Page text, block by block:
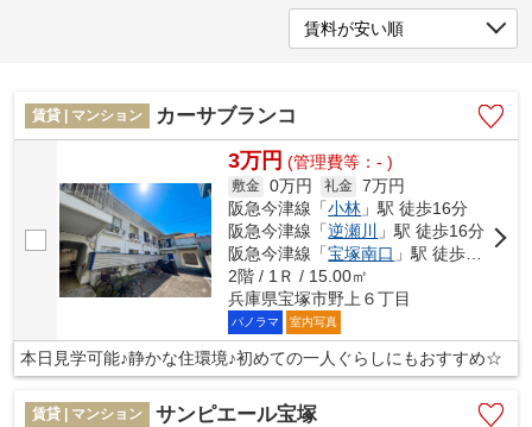
賃貸 | マンション カーサブランコ
3万円 (管理費等：- )
敷金 0万円 礼金 7万円
阪急今津線「小林 」駅 徒歩16分
阪急今津線「逆瀬川
」駅 徒歩16分
阪急今津線「宝塚南口 」駅 徒歩22分
2階 / 1Ｒ / 15.00㎡
兵庫県宝塚市野上６丁目
パノラマ 室内写真
本日見学可能♪静かな住環境♪初めての一人ぐらしにもおすすめ☆
賃貸 | マンション サンピエール宝塚